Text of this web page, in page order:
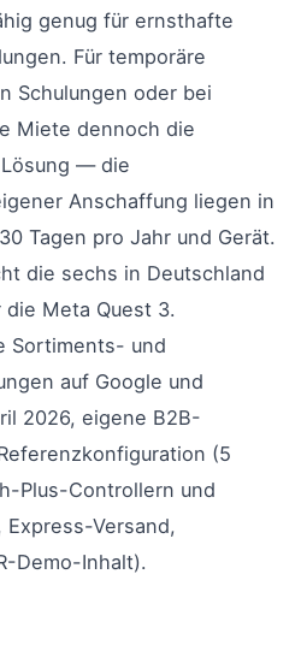
genug für ernsthafte
Für temporäre
Schulungen oder bei
Miete dennoch die
— die
Anschaffung liegen in
Tagen pro Jahr und Gerät.
die sechs in Deutschland
Meta Quest 3.
Sortiments- und
auf Google und
2026, eigene B2B-
(5
Plus-Controllern und
Versand,
Demo-Inhalt).